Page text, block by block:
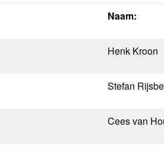
Naam:
Henk Kroon
Stefan
Cees van